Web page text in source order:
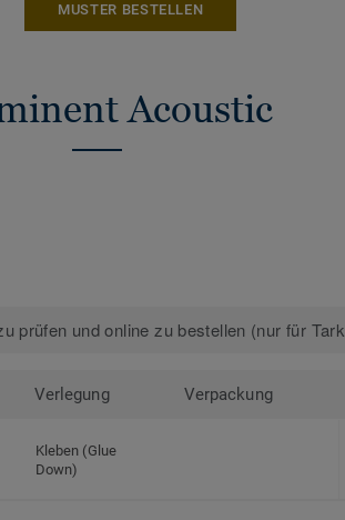
Mehr über unsere homogenen
Bodenbeläge
MUSTER BESTELLEN
Acoustic
prüfen und online zu bestellen (nur für
Verlegung Verpackung
Kleben (Glue
Down)